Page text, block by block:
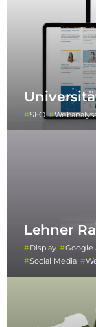
SEO
Lehner
Display Google
Social Media